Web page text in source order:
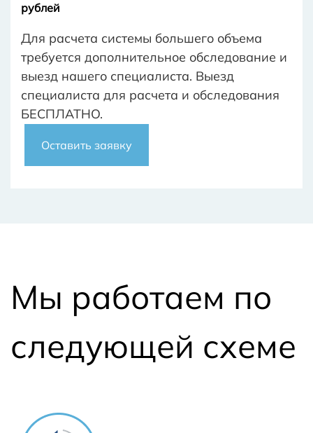
рублей
Для расчета системы большего объема
требуется дополнительное обследование и
выезд нашего специалиста. Выезд
специалиста для расчета и обследования
БЕСПЛАТНО.
Оставить заявку
Мы работаем по
следующей схеме